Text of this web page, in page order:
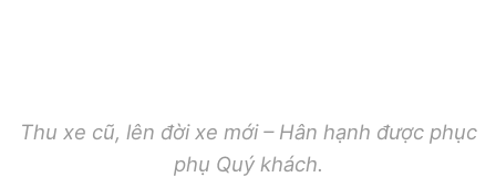
Thu xe cũ, lên đời xe mới – Hân hạnh được phục
phụ Quý khách.